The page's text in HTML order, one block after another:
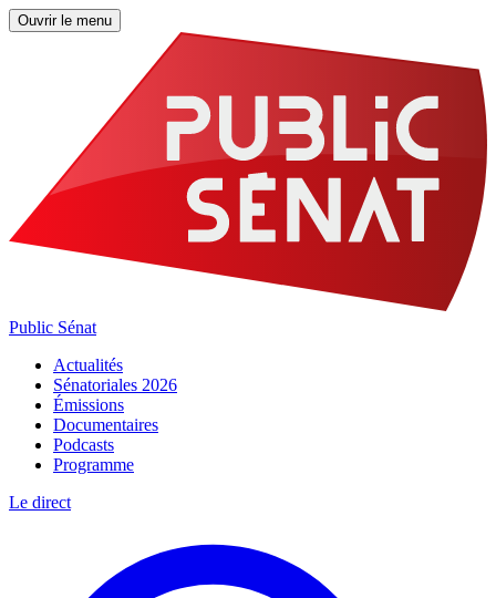
Ouvrir le menu
Public Sénat
Actualités
Sénatoriales 2026
Émissions
Documentaires
Podcasts
Programme
Le direct